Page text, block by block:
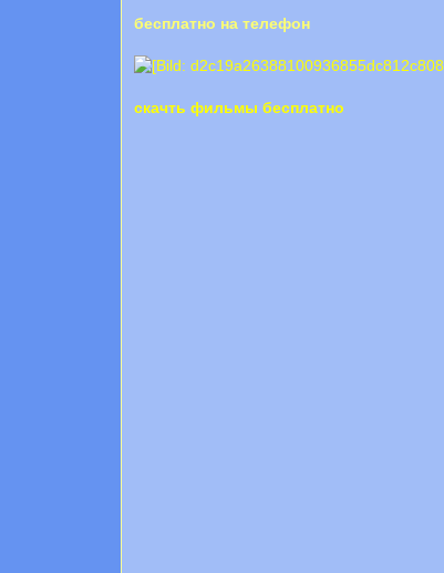
бесплатно на телефон
скачть фильмы бесплатно